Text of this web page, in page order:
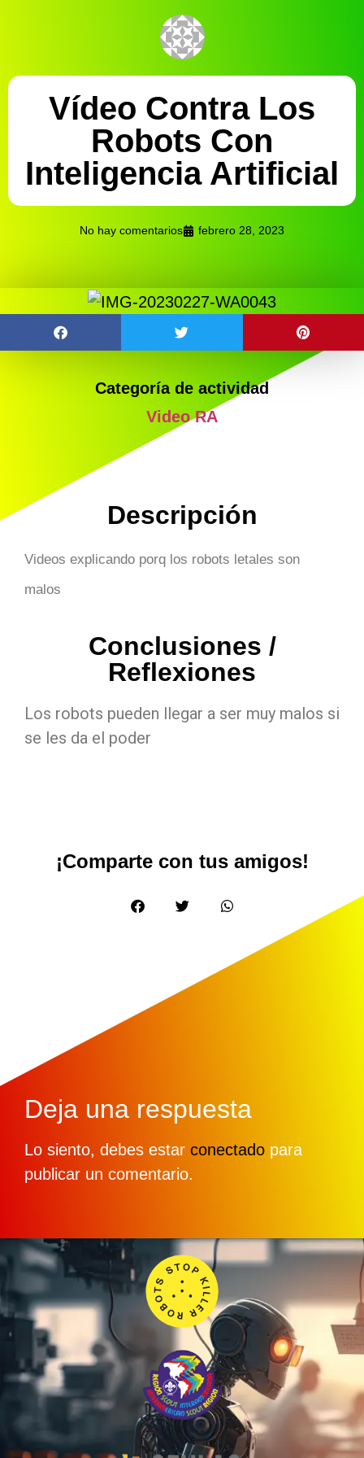
Vídeo Contra Los
Robots Con
Inteligencia Artificial
No hay comentarios febrero 28, 2023
Categoría de actividad
Video RA
Descripción
Videos explicando porq los robots letales son
malos
Conclusiones /
Reflexiones
Los robots pueden llegar a ser muy malos si
se les da el poder
¡Comparte con tus amigos!
Deja una respuesta
Lo siento, debes estar conectado para
publicar un comentario.